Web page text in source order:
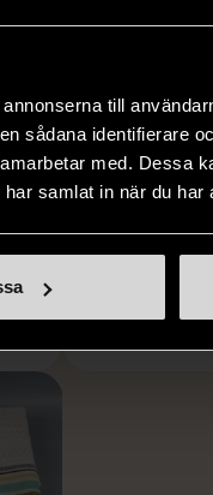
till
sådana identifierare
med. Dessa
samlat in när du har
1/5
OKÄNT
Duk med